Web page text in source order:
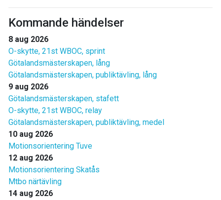
Kommande händelser
8 aug 2026
O-skytte, 21st WBOC, sprint
Götalandsmästerskapen, lång
Götalandsmästerskapen, publiktävling, lång
9 aug 2026
Götalandsmästerskapen, stafett
O-skytte, 21st WBOC, relay
Götalandsmästerskapen, publiktävling, medel
10 aug 2026
Motionsorientering Tuve
12 aug 2026
Motionsorientering Skatås
Mtbo närtävling
14 aug 2026